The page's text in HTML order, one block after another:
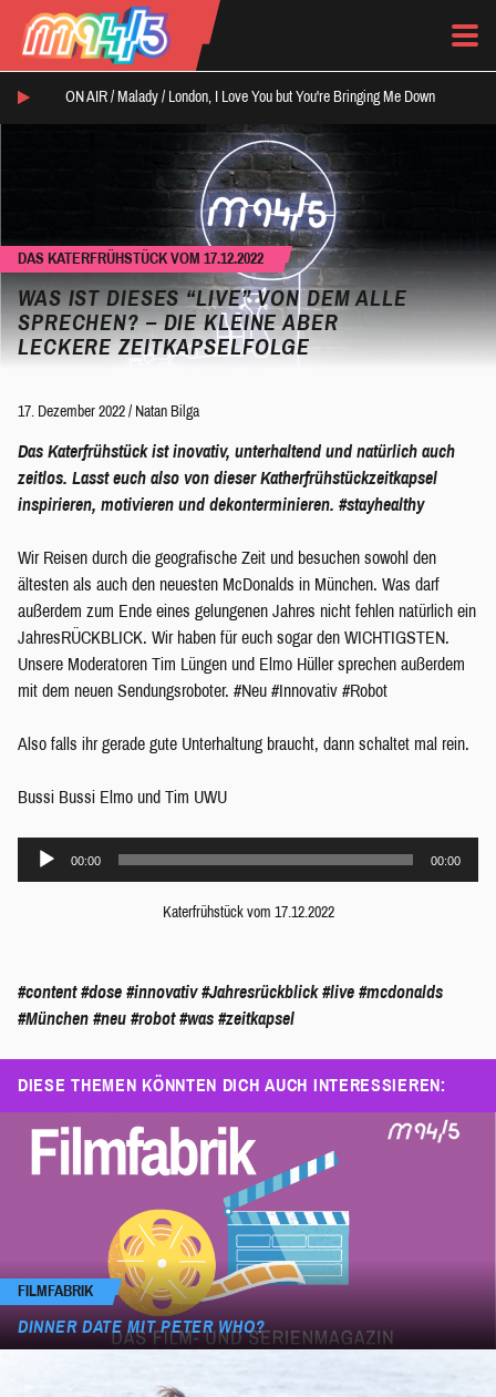
ON AIR / Malady / London, I Love You but You're Bringing Me Down
DAS KATERFRÜHSTÜCK VOM 17.12.2022
WAS IST DIESES “LIVE” VON DEM ALLE
SPRECHEN? –DIE KLEINE ABER
LECKERE ZEITKAPSELFOLGE
17. Dezember 2022 / Natan Bilga
Das Katerfrühstück ist inovativ, unterhaltend und natürlich auch
zeitlos. Lasst euch also von dieser Katherfrühstückzeitkapsel
inspirieren, motivieren und dekonterminieren. #stayhealthy
Wir Reisen durch die geografische Zeit und besuchen sowohl den
ältesten als auch den neuesten McDonalds in München. Was darf
außerdem zum Ende eines gelungenen Jahres nicht fehlen natürlich ein
JahresRÜCKBLICK. Wir haben für euch sogar den WICHTIGSTEN.
Unsere Moderatoren Tim Lüngen und Elmo Hüller sprechen außerdem
mit dem neuen Sendungsroboter. #Neu #Innovativ #Robot
Also falls ihr gerade gute Unterhaltung braucht, dann schaltet mal rein.
Bussi Bussi Elmo und Tim UWU
Audio-
00:00 00:00
Katerfrühstück vom 17.12.2022
#content #dose #innovativ #Jahresrückblick #live #mcdonalds
#München #neu #robot #was #zeitkapsel
DIESE THEMEN KÖNNTEN DICH AUCH INTERESSIEREN:
FILMFABRIK
DINNER DATE MIT PETER WHO?